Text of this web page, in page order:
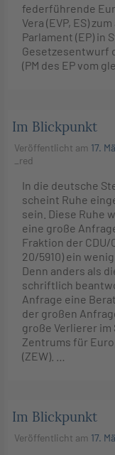
federführende
Vera (EVP, ES)
Parlament (EP) in
Gesetzesentwurf
(PM des EP vom
Im Blickpunkt
Veröffentlicht am 17.
_red
In die deutsche
scheint Ruhe
sein. Diese Ruhe
eine große
Fraktion der CDU/
20/5910) ein
Denn anders als
schriftlich
Anfrage eine
der großen
große Verlierer
Zentrums für
(ZEW). …
Im Blickpunkt
Veröffentlicht am 17.